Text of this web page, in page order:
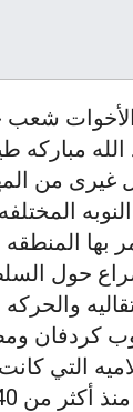
شعب
مباركه
غيرى من
النوبه
بها
حول
كردفان
التي